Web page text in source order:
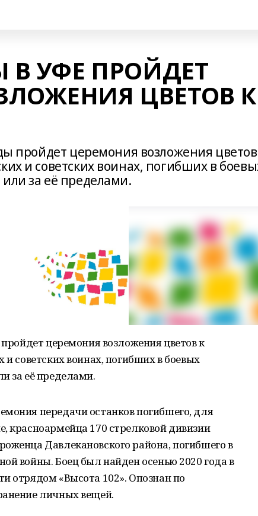
В УФЕ ПРОЙДЕТ
ЦВЕТОВ К
пройдет церемония возложения
и советских воинах, погибших в
за её пределами.
церемония возложения цветов к
советских воинах, погибших в боевых
за её пределами.
передачи останков погибшего, для
красноармейца 170 стрелковой дивизии
Давлекановского района, погибшего в
войны. Боец был найден осенью 2020 года в
отрядом «Высота 102». Опознан по
личных вещей.